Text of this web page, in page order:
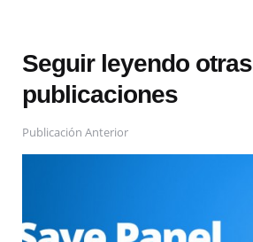
Seguir leyendo otras
publicaciones
Publicación Anterior